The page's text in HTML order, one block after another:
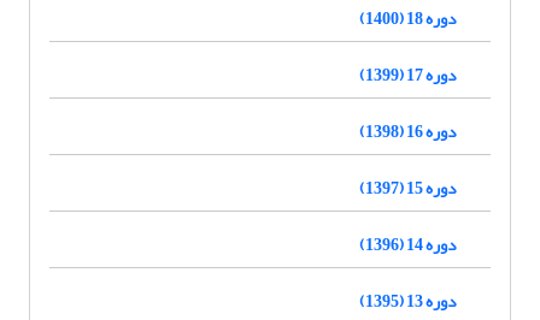
دوره 18 (1400)
دوره 17 (1399)
دوره 16 (1398)
دوره 15 (1397)
دوره 14 (1396)
دوره 13 (1395)